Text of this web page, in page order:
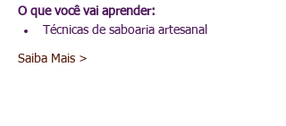
O que você vai aprender:
Técnicas de saboaria artesanal
Saiba Mais >